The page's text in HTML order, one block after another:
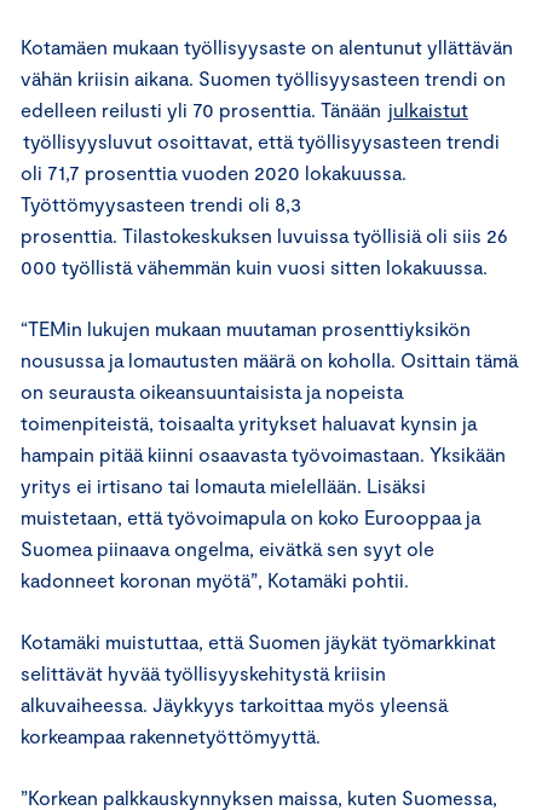
Kotamäen mukaan työllisyysaste on alentunut yllättävän
vähän kriisin aikana. Suomen työllisyysasteen trendi on
edelleen reilusti yli 70 prosenttia. Tänään julkaistut
työllisyysluvut osoittavat, että työllisyysasteen trendi
oli 71,7 prosenttia vuoden 2020 lokakuussa.
Työttömyysasteen trendi oli 8,3
prosenttia. Tilastokeskuksen luvuissa työllisiä oli siis 26
000 työllistä vähemmän kuin vuosi sitten lokakuussa.
“TEMin lukujen mukaan muutaman prosenttiyksikön
nousussa ja lomautusten määrä on koholla. Osittain tämä
on seurausta oikeansuuntaisista ja nopeista
toimenpiteistä, toisaalta yritykset haluavat kynsin ja
hampain pitää kiinni osaavasta työvoimastaan. Yksikään
yritys ei irtisano tai lomauta mielellään. Lisäksi
muistetaan, että työvoimapula on koko Eurooppaa ja
Suomea piinaava ongelma, eivätkä sen syyt ole
kadonneet koronan myötä”, Kotamäki pohtii.
Kotamäki muistuttaa, että Suomen jäykät työmarkkinat
selittävät hyvää työllisyyskehitystä kriisin
alkuvaiheessa. Jäykkyys tarkoittaa myös yleensä
korkeampaa rakennetyöttömyyttä.
”Korkean palkkauskynnyksen maissa, kuten Suomessa,